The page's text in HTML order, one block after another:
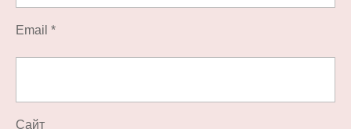
Email *
Сайт